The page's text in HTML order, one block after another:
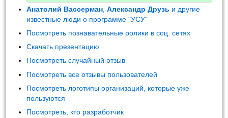
Анатолий Вассерман ,Александр Друзь и другие
известные люди о программе "УСУ"
Посмотреть познавательные ролики в соц. сетях
Скачать презентацию
Посмотреть случайный отзыв
Посмотреть все отзывы пользователей
Посмотреть логотипы организаций, которые уже
пользуются
Посмотреть, кто разработчик